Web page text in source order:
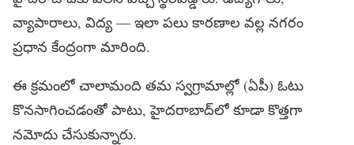
వ్యాపారాలు, విద్య — ఇలా పలు కారణాల వల్ల నగరం
ప్రధాన కేంద్రంగా మారింది.
ఈ క్రమంలో చాలామంది తమ స్వగ్రామాల్లో (ఏపీ) ఓటు
కొనసాగించడంతో పాటు, హైదరాబాద్‌లో కూడా కొత్తగా
నమోదు చేసుకున్నారు.